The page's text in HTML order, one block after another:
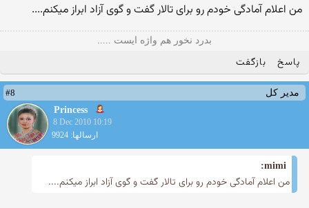
من اعلام آمادگی خودم رو برای تالار گفت و گوی آزاد ابراز میكنم....
بدرد نخور هم واژه ایست .....
پاسخ بازگفت
مدیر کل
#8
Princess
8 Dec 2010 10:19
ارسالها: 9924
mimi:
من اعلام آمادگی خودم رو برای تالار گفت و گوی آزاد ابراز میكنم....